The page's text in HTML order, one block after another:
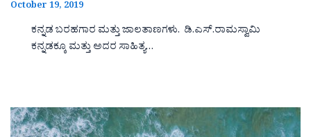
October 19, 2019
ಕನ್ನಡ ಬರಹಗಾರ ಮತ್ತು ಜಾಲತಾಣಗಳು. ಡಿ.ಎಸ್.ರಾಮಸ್ವಾಮಿ
ಕನ್ನಡಕ್ಕೂ ಮತ್ತು ಅದರ ಸಾಹಿತ್ಯ…